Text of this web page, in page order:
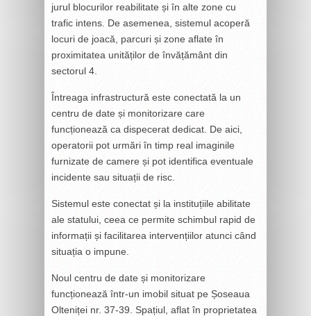
jurul blocurilor reabilitate și în alte zone cu
trafic intens. De asemenea, sistemul acoperă
locuri de joacă, parcuri și zone aflate în
proximitatea unităților de învățământ din
sectorul 4.
Întreaga infrastructură este conectată la un
centru de date și monitorizare care
funcționează ca dispecerat dedicat. De aici,
operatorii pot urmări în timp real imaginile
furnizate de camere și pot identifica eventuale
incidente sau situații de risc.
Sistemul este conectat și la instituțiile abilitate
ale statului, ceea ce permite schimbul rapid de
informații și facilitarea intervențiilor atunci când
situația o impune.
Noul centru de date și monitorizare
funcționează într-un imobil situat pe Șoseaua
Olteniței nr. 37-39. Spațiul, aflat în proprietatea